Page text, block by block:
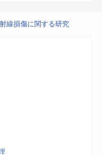
線損傷に関する研究